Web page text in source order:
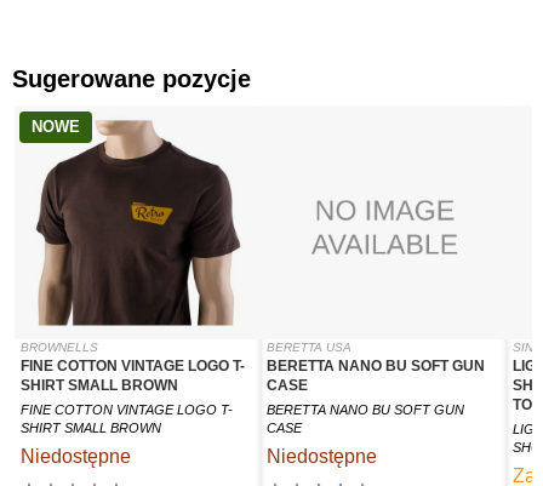
Sugerowane pozycje
NOWE
BROWNELLS
FINE COTTON VINTAGE LOGO T-
SHIRT SMALL BROWN
FINE COTTON VINTAGE LOGO T-
SHIRT SMALL BROWN
Niedostępne
BERETTA USA
BERETTA NANO BU SOFT GUN
CASE
BERETTA NANO BU SOFT GUN
CASE
Niedostępne
TOP